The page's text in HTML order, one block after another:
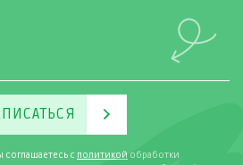
соглашаетесь с политикой обработки